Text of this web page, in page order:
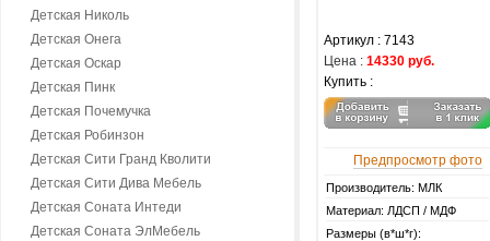
Детская Николь
Детская Онега
Детская Оскар
Детская Пинк
Детская Почемучка
Детская Робинзон
Детская Сити Гранд Кволити
Детская Сити Дива Мебель
Детская Соната Интеди
Детская Соната ЭлМебель
Артикул : 7143
Цена : 14330 руб.
Купить :
Предпросмотр фото
Производитель: МЛК
Материал: ЛДСП / МДФ
Размеры (в*ш*г):